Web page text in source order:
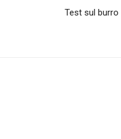
Test sul